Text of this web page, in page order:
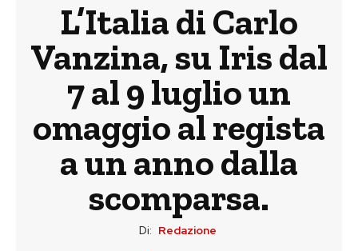
L’Italia di Carlo
Vanzina, su Iris dal
7 al 9 luglio un
omaggio al regista
a un anno dalla
scomparsa.
Di: Redazione